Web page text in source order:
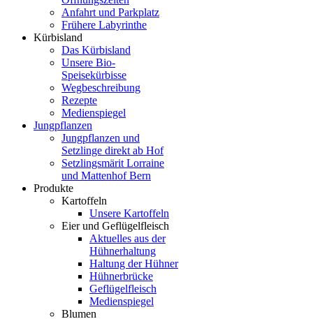
Anfahrt und Parkplatz
Frühere Labyrinthe
Kürbisland
Das Kürbisland
Unsere Bio-
Speisekürbisse
Wegbeschreibung
Rezepte
Medienspiegel
Jungpflanzen
Jungpflanzen und
Setzlinge direkt ab Hof
Setzlingsmärit Lorraine
und Mattenhof Bern
Produkte
Kartoffeln
Unsere Kartoffeln
Eier und Geflügelfleisch
Aktuelles aus der
Hühnerhaltung
Haltung der Hühner
Hühnerbrücke
Geflügelfleisch
Medienspiegel
Blumen